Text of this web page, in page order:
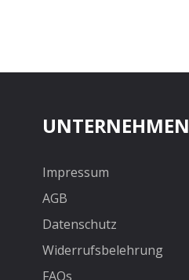
UNTERNEHMEN
Impressum
AGB
Datenschutz
Widerrufsbelehrung
FAQs